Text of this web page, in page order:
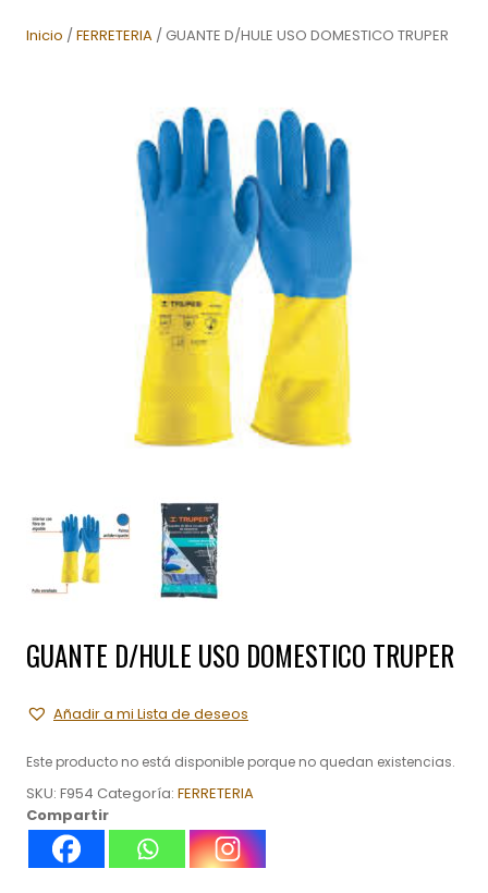
Inicio /FERRETERIA / GUANTE D/HULE USO DOMESTICO TRUPER
GUANTE D/HULE USO DOMESTICO TRUPER
Añadir a mi Lista de deseos
Este producto no está disponible porque no quedan existencias.
SKU: F954 Categoría: FERRETERIA
Compartir